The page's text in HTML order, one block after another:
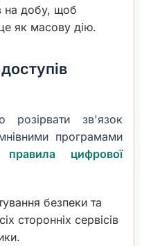
на добу, щоб
як масову дію.
розірвати зв'язок
програмами
правила цифрової
безпеки та
сторонніх сервісів